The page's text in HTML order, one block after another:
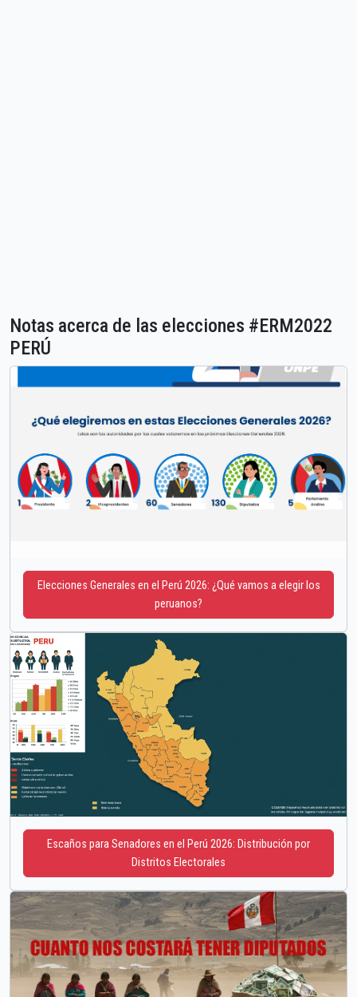
Notas acerca de las elecciones #ERM2022
PERÚ
Elecciones Generales en el Perú 2026: ¿Qué vamos a elegir los
peruanos?
Escaños para Senadores en el Perú 2026: Distribución por
Distritos Electorales